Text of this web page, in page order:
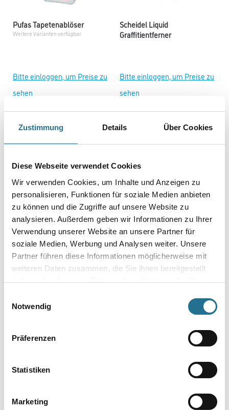
Zustimmung Details Über Cookies
Diese Webseite verwendet Cookies
Wir verwenden Cookies, um Inhalte und Anzeigen zu
personalisieren, Funktionen für soziale Medien anbieten
zu können und die Zugriffe auf unsere Website zu
analysieren. Außerdem geben wir Informationen zu Ihrer
Verwendung unserer Website an unsere Partner für
soziale Medien, Werbung und Analysen weiter. Unsere
Partner führen diese Informationen möglicherweise mit
weiteren Daten zusammen, die Sie ihnen bereitgestellt
haben oder die sie im Rahmen Ihrer Nutzung der Dienste
Notwendig
Präferenzen
Statistiken
Marketing
Pufas Tapetenablöser
Weitere Varianten verfügbar
Bitte einloggen, um Preise zu
sehen
Scheidel Liquid
Graffitientferner
Bitte einloggen, um Preise zu
sehen
SG 94 Dispersionsabbeizer
Weitere Varianten verfügbar
Bitte einloggen, um Preise zu
Scheidel Asur Allround
Abbeizer
Weitere Varianten verfügbar
Bitte einloggen, um Preise zu